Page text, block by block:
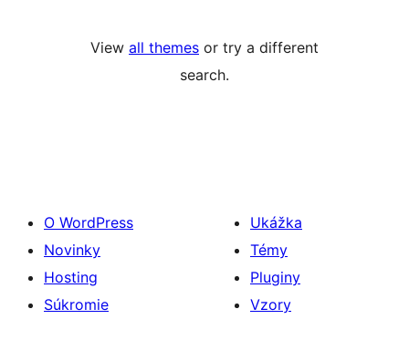
View all themes or try a different
search.
O WordPress
Novinky
Hosting
Súkromie
Ukážka
Témy
Pluginy
Vzory